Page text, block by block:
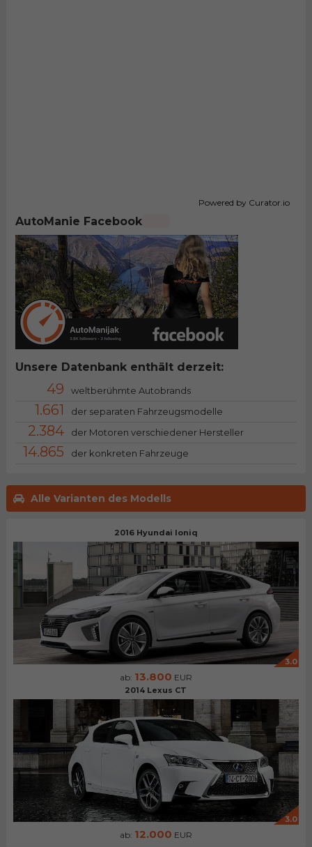
Alle Varianten des Modells
2016 Hyundai Ioniq
3.0
ab: 13.800 EUR
2014 Lexus CT
3.0
ab: 12.000 EUR
Powered by Curator.io
AutoManie Facebook
Unsere Datenbank enthält derzeit:
49 weltberühmte Autobrands
1.661 der separaten Fahrzeugsmodelle
2.384 der Motoren verschiedener Hersteller
14.865 der konkreten Fahrzeuge